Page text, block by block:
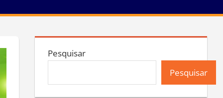
Pesquisar
Pesquisar